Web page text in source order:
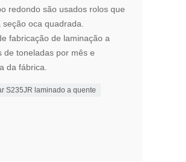
redondo são usados ​​rolos que
oca quadrada.
fabricação de laminação a
de toneladas por mês e
da fábrica.
S235JR laminado a quente